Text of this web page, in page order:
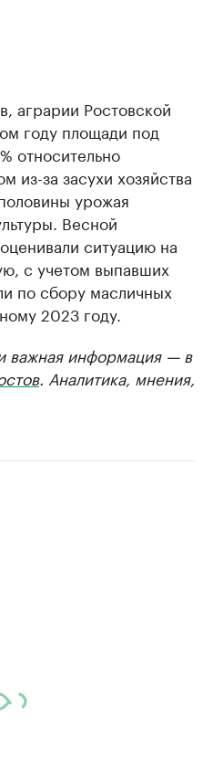
аграрии Ростовской
году площади под
относительно
из-за засухи хозяйства
урожая
Весной
ситуацию на
с учетом выпавших
по сбору масличных
2023 году.
важная информация — в
. Аналитика, мнения,